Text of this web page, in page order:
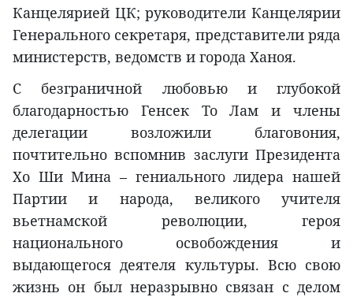
Канцелярией ЦК; руководители Канцелярии
Генерального секретаря, представители ряда
министерств, ведомств и города Ханоя.
С безграничной любовью и глубокой
благодарностью Генсек То Лам и члены
делегации возложили благовония,
почтительно вспомнив заслуги Президента
Хо Ши Мина – гениального лидера нашей
Партии и народа, великого учителя
вьетнамской революции, героя
национального освобождения и
выдающегося деятеля культуры. Всю свою
жизнь он был неразрывно связан с делом